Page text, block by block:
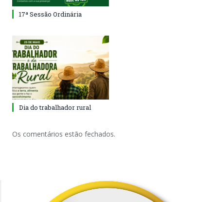
17ª Sessão Ordinária
Dia do trabalhador rural
Os comentários estão fechados.